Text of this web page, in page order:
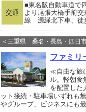
交通
■東名阪自動車道で
より尾張大橋手前
線 源緑北下車、徒
＜三重県 桑名・長島・四日
ファミリ
≪自由な旅
ル。軽朝
を配置した
ット接続・駐車場いずれも
やグループ、ビジネスにも最